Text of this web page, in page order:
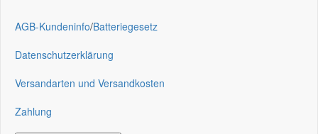
AGB-Kundeninfo/Batteriegesetz
Datenschutzerklärung
Versandarten und Versandkosten
Zahlung